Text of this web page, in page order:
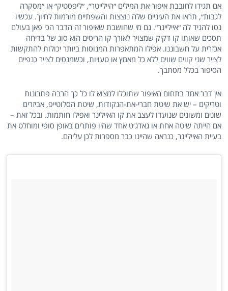
אם תגידו לחובבת איפור את המילים ״היילייטר״, ״ליפסטיק״ או ״מסקרה
לגבות״, תראו את העיניים שלה נוצצות והשפתיים מורמות לחיוך. עכשיו
נסו להגיד לה ״אייליינר״. גם מי שחושבת שאיפור זה הדבר הכי פאן בעולם
תסכים שאותו קו דקיק שמצויר לאורך קו הריסים הוא סוג של בדיחה
אכזרית על חשבוננו. אפילו המתאפרות המנוסות ביותר יכולות להתקשות
לצייר שני קווים שווים ללא כל מאמץ או טעויות, וכשמנסים לצייר כנפיים
הסיפור בכלל מסתבך.
אין דבר אחד בתחום האיפור שתוכלו למצוא לו כל כך הרבה פתרונות
וטריקים – יש את שיטת חברי-את-הנקודות, שיטת הסלוטייפ, אביזרים
שונים ומשונים שנועדו לעצב את קו האיילינר ואפילו חותמות. ובכל זאת –
אם הייתה שיטה אחת או גאדג׳ט אחד שהיו פותרים באופן סופי ומוחלט את
בעיית האייליינר, כנראה שהיינו כבר מספרות לכן עליהם.